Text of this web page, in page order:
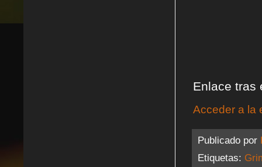
Enlace tras
Acceder a la
Publicado por
Etiquetas: